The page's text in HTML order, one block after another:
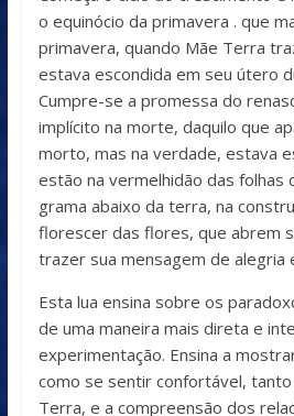
o equinócio da primavera . que
primavera, quando Mãe Terra
estava escondida em seu útero
Cumpre-se a promessa do
implícito na morte, daquilo que
morto, mas na verdade, estava
estão na vermelhidão das folhas
grama abaixo da terra, na
florescer das flores, que abrem
trazer sua mensagem de alegria
Esta lua ensina sobre os
de uma maneira mais direta e
experimentação. Ensina a
como se sentir confortável, tanto
Terra, e a compreensão dos